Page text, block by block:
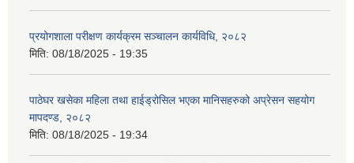
प्रयोगशाला परीक्षण कार्यक्रम सञ्चालन कार्यविधि, २०८२
मिति: 08/18/2025 - 19:35
पाठेघर खसेका महिला तथा हाईड्रोसिल भएका मानिसहरुको अप्रेसन सहयोग
मापदण्ड, २०८२
मिति: 08/18/2025 - 19:34